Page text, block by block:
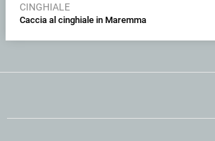
CINGHIALE
Caccia al cinghiale in Maremma